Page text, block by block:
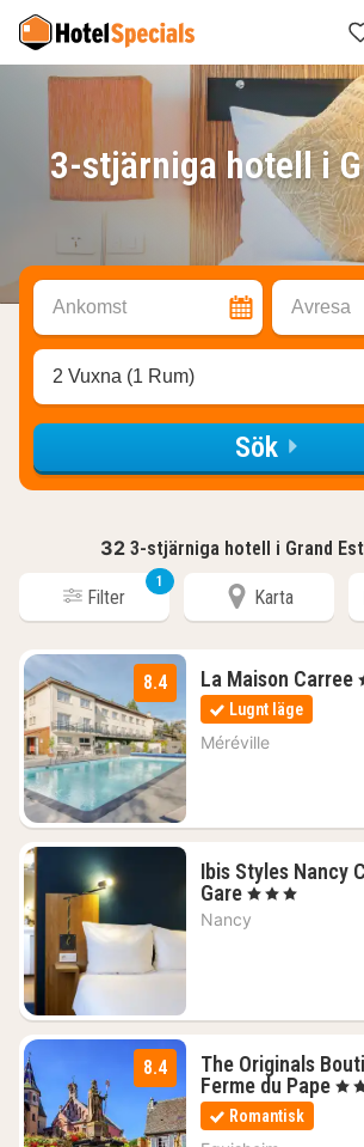
3-stjärniga hotell i
Ankomst Avresa
2 Vuxna (1 Rum)
Sök
32 3-stjärniga hotell i Grand
Filter
1
Karta
8.4 La Maison Carree ,
Lugnt läge
Méréville
Ibis Styles Nancy
Gare1
natt
från
, 3 Stjärnor
Nancy
8.4
The Originals
Ferme du Pape2
, 3
Romantisk